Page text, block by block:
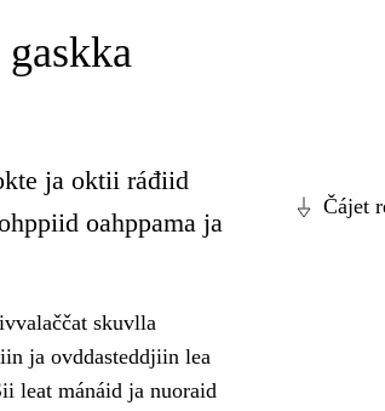
Čájet
ja oktii ráđiid
oahppama ja
skuvlla
ja ovddasteddjiin lea
leat mánáid ja nuoraid